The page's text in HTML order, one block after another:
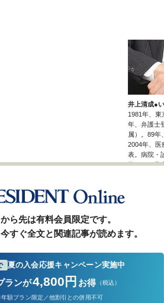
井上清成●
1981年、東
年、弁護士
属）。89年
2004年、医
表。病院・
務める。著
ら先は有料会員限定です。
すぐ全文と関連記事が読めます。
夏の入会応援キャンペーン実施中
ランが4,800円 お得 （税込）
額プラン限定／他割引との併用不可